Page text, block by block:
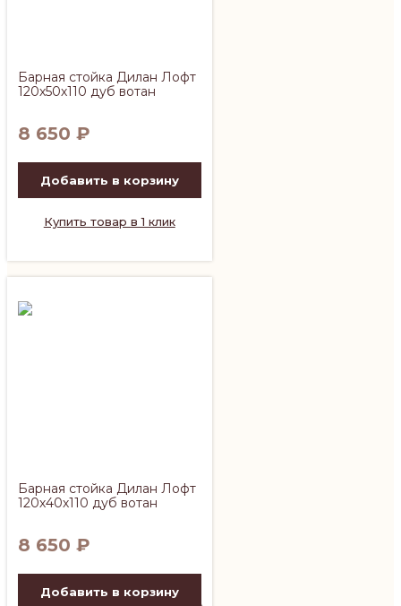
Барная стойка Дилан Лофт
120х50х110 дуб вотан
8 650 ₽
Добавить в корзину
Купить товар в 1 клик
Барная стойка Дилан Лофт
120х40х110 дуб вотан
8 650 ₽
Добавить в корзину